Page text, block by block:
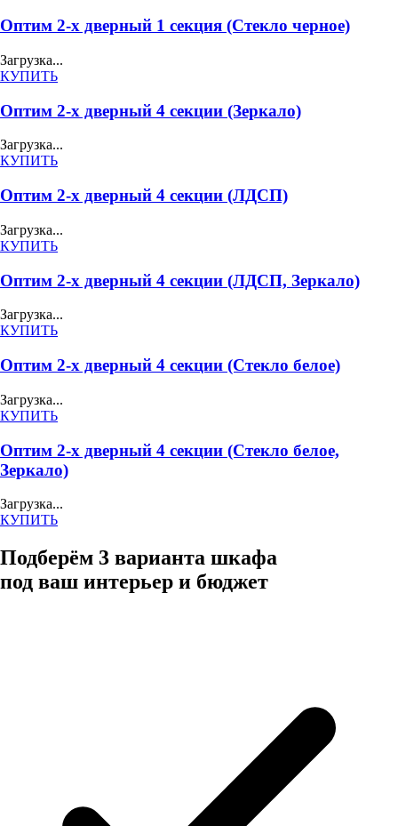
Оптим 2-х дверный 1 секция (Стекло черное)
Загрузка...
КУПИТЬ
Оптим 2-х дверный 4 секции (Зеркало)
Загрузка...
КУПИТЬ
Оптим 2-х дверный 4 секции (ЛДСП)
Загрузка...
КУПИТЬ
Оптим 2-х дверный 4 секции (ЛДСП, Зеркало)
Загрузка...
КУПИТЬ
Оптим 2-х дверный 4 секции (Стекло белое)
Загрузка...
КУПИТЬ
Оптим 2-х дверный 4 секции (Стекло белое,
Зеркало)
Загрузка...
КУПИТЬ
Подберём 3 варианта шкафа
под ваш интерьер и бюджет